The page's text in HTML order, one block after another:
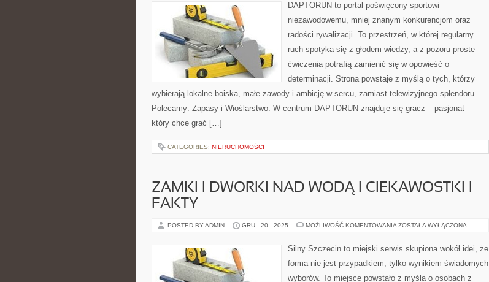
DAPTORUN to portal poświęcony sportowi
niezawodowemu, mniej znanym konkurencjom oraz
radości rywalizacji. To przestrzeń, w której regularny
ruch spotyka się z głodem wiedzy, a z pozoru proste
ćwiczenia potrafią zamienić się w opowieść o
determinacji. Strona powstaje z myślą o tych, którzy
wybierają lokalne boiska, małe zawody i ambicję w sercu, zamiast telewizyjnego splendoru.
Polecamy: Zapasy i Wioślarstwo. W centrum DAPTORUN znajduje się gracz – pasjonat –
który chce grać […]
CATEGORIES: NIERUCHOMOŚCI
ZAMKI I DWORKI NAD WODĄ I CIEKAWOSTKI I
FAKTY
POSTED BY ADMIN GRU - 20 - 2025 MOŻLIWOŚĆ KOMENTOWANIA ZAMKI
NAD
WODĄ
CIEKAWOSTKI
FAKTY
ZOSTAŁA WYŁĄCZONA
Silny Szczecin to miejski serwis skupiona wokół idei, że
forma nie jest przypadkiem, tylko wynikiem świadomych
wyborów. To miejsce powstało z myślą o osobach z